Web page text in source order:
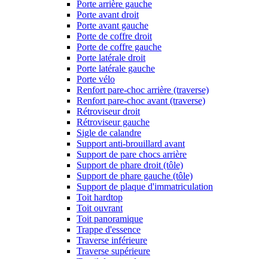
Porte arrière gauche
Porte avant droit
Porte avant gauche
Porte de coffre droit
Porte de coffre gauche
Porte latérale droit
Porte latérale gauche
Porte vélo
Renfort pare-choc arrière (traverse)
Renfort pare-choc avant (traverse)
Rétroviseur droit
Rétroviseur gauche
Sigle de calandre
Support anti-brouillard avant
Support de pare chocs arrière
Support de phare droit (tôle)
Support de phare gauche (tôle)
Support de plaque d'immatriculation
Toit hardtop
Toit ouvrant
Toit panoramique
Trappe d'essence
Traverse inférieure
Traverse supérieure